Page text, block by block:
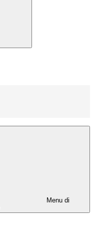
Menu di